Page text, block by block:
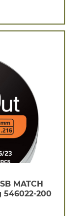
MATCH
546022-200